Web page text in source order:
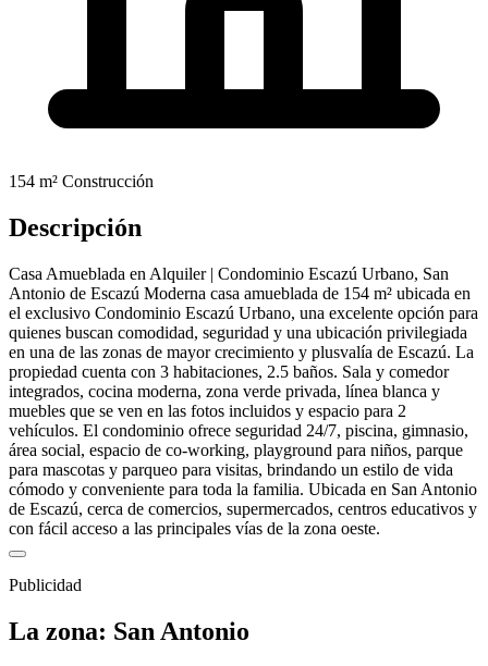
154 m² Construcción
Descripción
Casa Amueblada en Alquiler | Condominio Escazú Urbano, San
Antonio de Escazú Moderna casa amueblada de 154 m² ubicada en
el exclusivo Condominio Escazú Urbano, una excelente opción para
quienes buscan comodidad, seguridad y una ubicación privilegiada
en una de las zonas de mayor crecimiento y plusvalía de Escazú. La
propiedad cuenta con 3 habitaciones, 2.5 baños. Sala y comedor
integrados, cocina moderna, zona verde privada, línea blanca y
muebles que se ven en las fotos incluidos y espacio para 2
vehículos. El condominio ofrece seguridad 24/7, piscina, gimnasio,
área social, espacio de co-working, playground para niños, parque
para mascotas y parqueo para visitas, brindando un estilo de vida
cómodo y conveniente para toda la familia. Ubicada en San Antonio
de Escazú, cerca de comercios, supermercados, centros educativos y
con fácil acceso a las principales vías de la zona oeste.
Publicidad
La zona: San Antonio